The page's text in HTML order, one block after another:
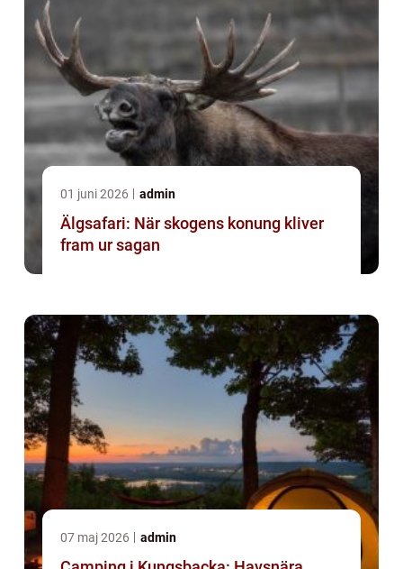
01 juni 2026 admin
Älgsafari: När skogens konung kliver
fram ur sagan
07 maj 2026 admin